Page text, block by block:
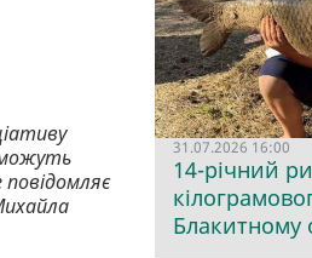
31.07.2026 16:00
14-річний
Блакитному